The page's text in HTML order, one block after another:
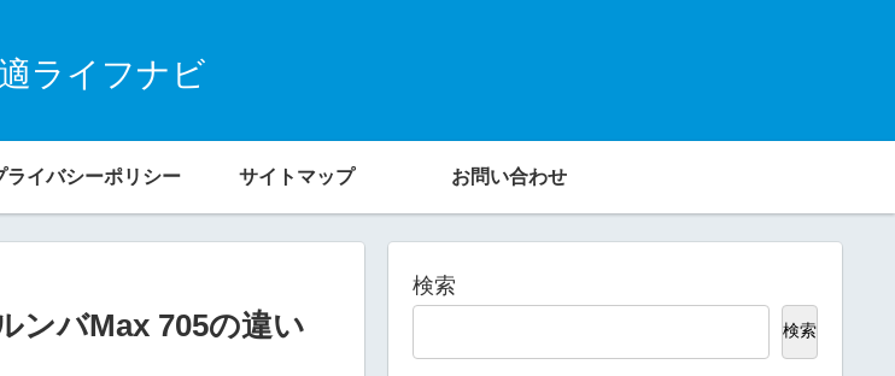
ライフナビ
ライバシーポリシー サイトマップ お問い合わせ
ンバMax 705の違い
検索
検索